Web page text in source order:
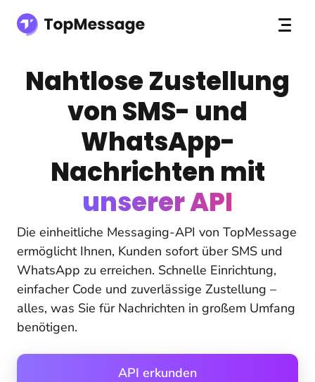
Nahtlose Zustellung
von SMS- und
WhatsApp-
Nachrichten mit
unserer API
Die einheitliche Messaging-API von TopMessage
ermöglicht Ihnen, Kunden sofort über SMS und
WhatsApp zu erreichen. Schnelle Einrichtung,
einfacher Code und zuverlässige Zustellung –
alles, was Sie für Nachrichten in großem Umfang
benötigen.
API erkunden